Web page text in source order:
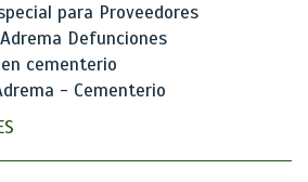
para Proveedores
Defunciones
cementerio
- Cementerio